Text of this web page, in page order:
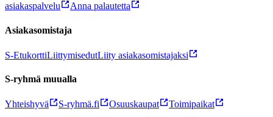
asiakaspalvelu
Anna palautetta
Asiakasomistaja
S-EtukorttiLiittymisedutLiity asiakasomistajaksi
S-ryhmä muualla
Yhteishyvä S-ryhmä.fi Osuuskaupat Toimipaikat